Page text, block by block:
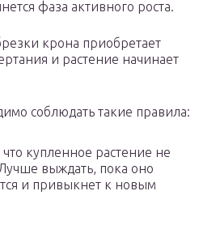
фаза активного роста.
крона приобретает
и растение начинает
соблюдать такие правила:
купленное растение не
выждать, пока оно
и привыкнет к новым